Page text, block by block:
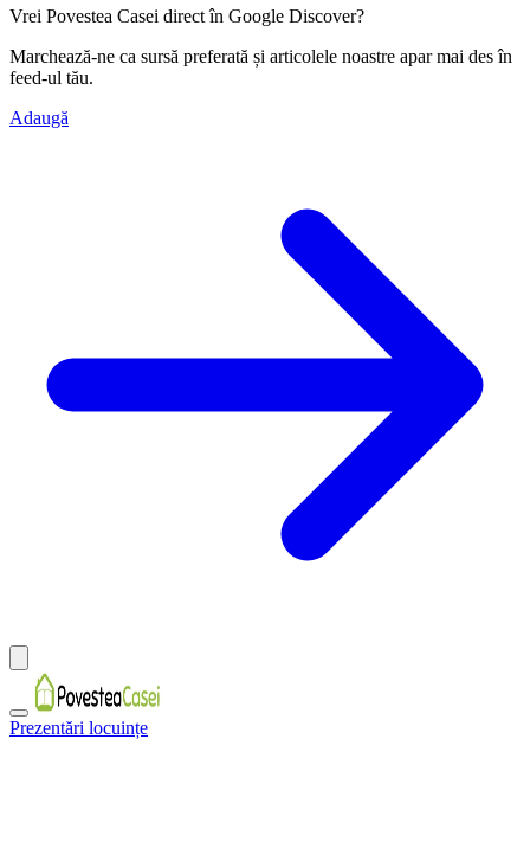
Vrei Povestea Casei direct în Google Discover?
Marchează-ne ca sursă preferată și articolele noastre apar mai des în
feed-ul tău.
Adaugă
Prezentări locuințe